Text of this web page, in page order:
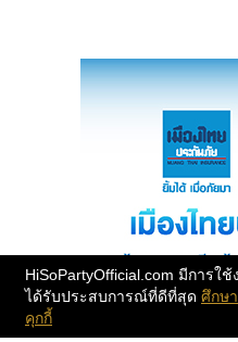
HiSoPartyOfficial.com มีการใ
ได้รับประสบการณ์ที่ดีที่สุด ศึกษ
คุกกี้